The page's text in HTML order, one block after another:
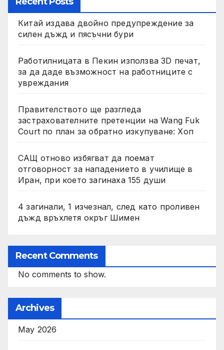
Китай издава двойно предупреждение за
силен дъжд и пясъчни бури
Работилницата в Пекин използва 3D печат,
за да даде възможност на работниците с
увреждания
Правителството ще разгледа
застрахователните претенции на Wang Fuk
Court по план за обратно изкупуване: Хоп
САЩ отново избягват да поемат
отговорност за нападението в училище в
Иран, при което загинаха 155 души
4 загинали, 1 изчезнал, след като проливен
дъжд връхлетя окръг Шимен
Recent Comments
No comments to show.
Archives
May 2026